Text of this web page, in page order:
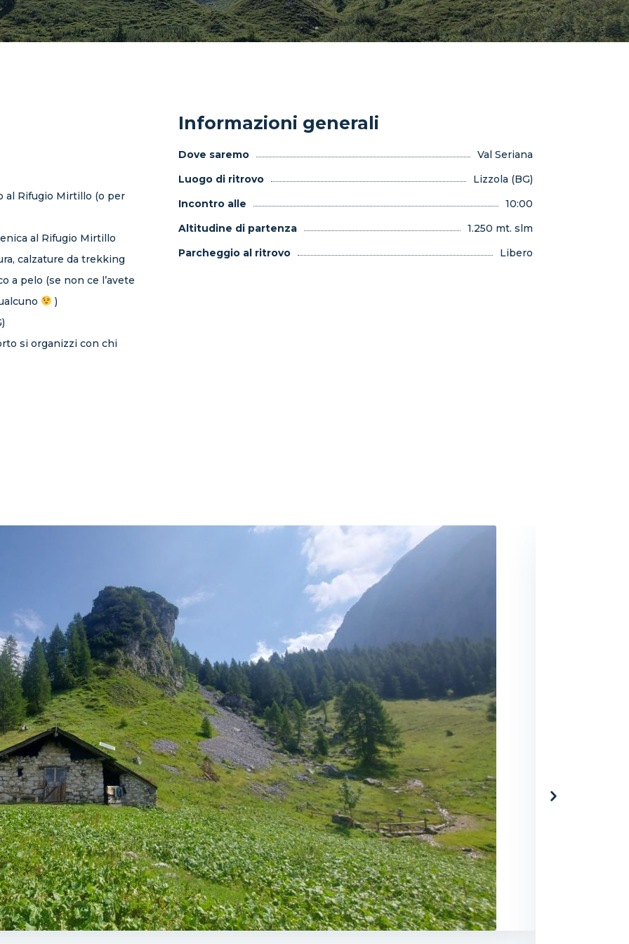
al Rifugio Mirtillo (o per
al Rifugio Mirtillo
calzature da trekking
a pelo (se non ce l’avete
)
si organizzi con chi
Informazioni generali
Dove saremo
Val Seriana
Luogo di ritrovo
Lizzola (BG)
Incontro alle
10:00
Altitudine di partenza
1.250 mt. slm
Parcheggio al ritrovo
Libero